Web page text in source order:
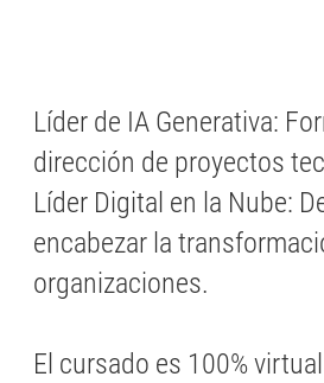
Líder de IA Generativa:
dirección de proyectos
Líder Digital en la Nube:
encabezar la
organizaciones.
El cursado es 100%